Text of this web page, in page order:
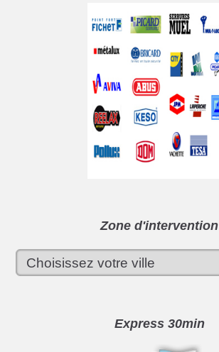
Zone d'intervention
Express 30min